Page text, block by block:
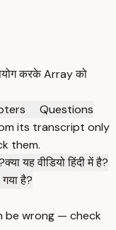
करके Array को
Questions
its transcript only
them.
क्या यह वीडियो हिंदी में है?
गया है?
be wrong — check